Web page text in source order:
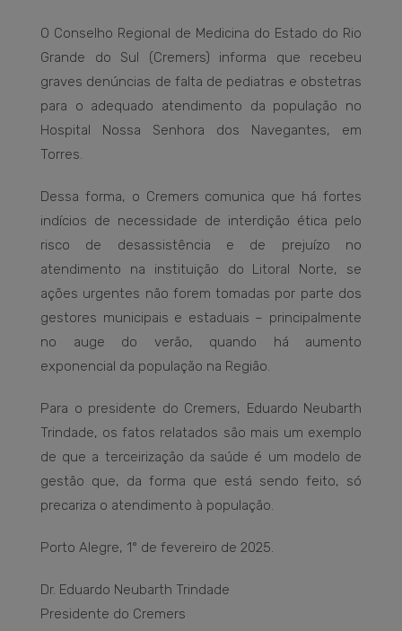
O Conselho Regional de Medicina do Estado do Rio
Grande do Sul (Cremers) informa que recebeu
graves denúncias de falta de pediatras e obstetras
para o adequado atendimento da população no
Hospital Nossa Senhora dos Navegantes, em
Torres.
Dessa forma, o Cremers comunica que há fortes
indícios de necessidade de interdição ética pelo
risco de desassistência e de prejuízo no
atendimento na instituição do Litoral Norte, se
ações urgentes não forem tomadas por parte dos
gestores municipais e estaduais – principalmente
no auge do verão, quando há aumento
exponencial da população na Região.
Para o presidente do Cremers, Eduardo Neubarth
Trindade, os fatos relatados são mais um exemplo
de que a terceirização da saúde é um modelo de
gestão que, da forma que está sendo feito, só
precariza o atendimento à população.
Porto Alegre, 1° de fevereiro de 2025.
Dr. Eduardo Neubarth Trindade
Presidente do Cremers